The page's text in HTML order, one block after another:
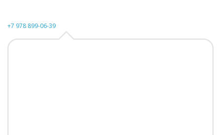
+7 978 899-06-39